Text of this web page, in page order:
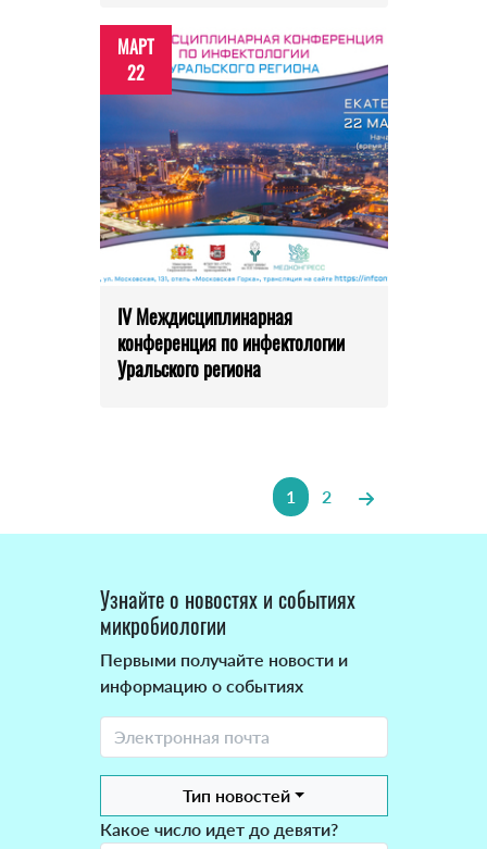
МАРТ
22
IV Междисциплинарная
конференция по инфектологии
Уральского региона
1 2
Узнайте о новостях и событиях
микробиологии
Первыми получайте новости и
информацию о событиях
Тип новостей
Какое число идет до девяти?